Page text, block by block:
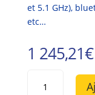
et 5.1 GHz),
etc…
1 245,21€